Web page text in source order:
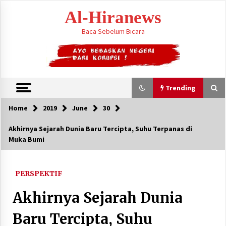
Al-Hiranews
Baca Sebelum Bicara
Trending
Trending
Citra Satelit : Dua Kapal Induk AS Berada di
Dekat Iran
Home 2019 June 30
Akhirnya Sejarah Dunia Baru Tercipta, Suhu Terpanas di
Muka Bumi
PERSPEKTIF
Akhirnya Sejarah Dunia
Baru Tercipta, Suhu